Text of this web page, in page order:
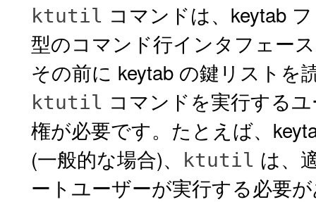
ktutil コマンドは、keytab
型のコマンド行インタフェー
その前に keytab の鍵リストを
ktutil コマンドを実行する
権が必要です。たとえば、
(一般的な場合)、
ktutil は、
ートユーザーが実行する必要